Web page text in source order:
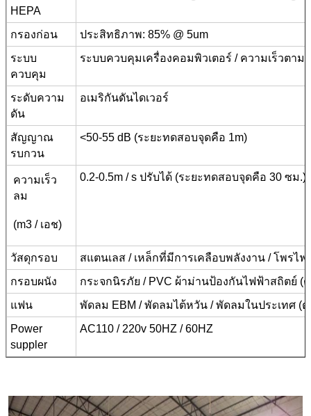
HEPA
กรองก่อน
ประสิทธิภาพ: 85% @ 5um
ระบบ
ควบคุม
ระบบควบคุมเครื่องคอมพิวเตอร์ / ความเร็วตา
ระดับความ
ดัน
อเมริกันดันไดเวอร์
สัญญาณ
รบกวน
<50-55 dB (ระยะทดสอบจุดคือ 1m)
ความเร็ว
ลม
(m3 / เอช)
0.2-0.5m / s ปรับได้ (ระยะทดสอบจุดคือ 30 ซม.)
วัสดุกรอบ
สแตนเลส / เหล็กที่มีการเคลือบพลังงาน / โพรไ
กรอบผนัง
กระจกนิรภัย / PVC ผ้าม่านป้องกันไฟฟ้าสถิตย์ (ตั
แฟน
พัดลม EBM / พัดลมไต้หวัน / พัดลมในประเทศ (ตั
Power
suppler
AC110 / 220v 50HZ / 60HZ